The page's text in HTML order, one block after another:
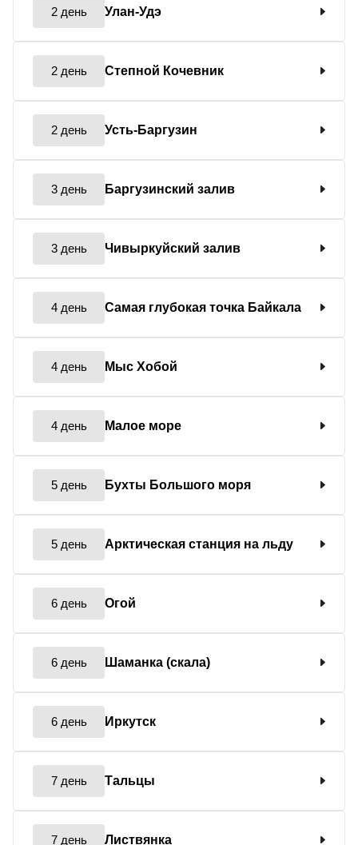
2 день Улан-Удэ
2 день Степной Кочевник
2 день Усть-Баргузин
3 день Баргузинский залив
3 день Чивыркуйский залив
4 день Самая глубокая точка Байкала
4 день Мыс Хобой
4 день Малое море
5 день Бухты Большого моря
5 день Арктическая станция на льду
6 день Огой
6 день Шаманка (скала)
6 день Иркутск
7 день Тальцы
7 день Листвянка